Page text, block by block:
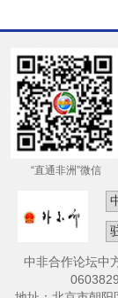
“直通非洲”微信
中非合作论坛中